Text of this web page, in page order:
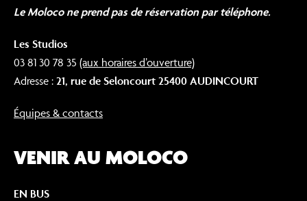
Le Moloco ne prend pas de réservation par téléphone.
Les Studios
03 81 30 78 35 (aux horaires d’ouverture)
Adresse : 21, rue de Seloncourt 25400 AUDINCOURT
Équipes & contacts
VENIR AU MOLOCO
EN BUS